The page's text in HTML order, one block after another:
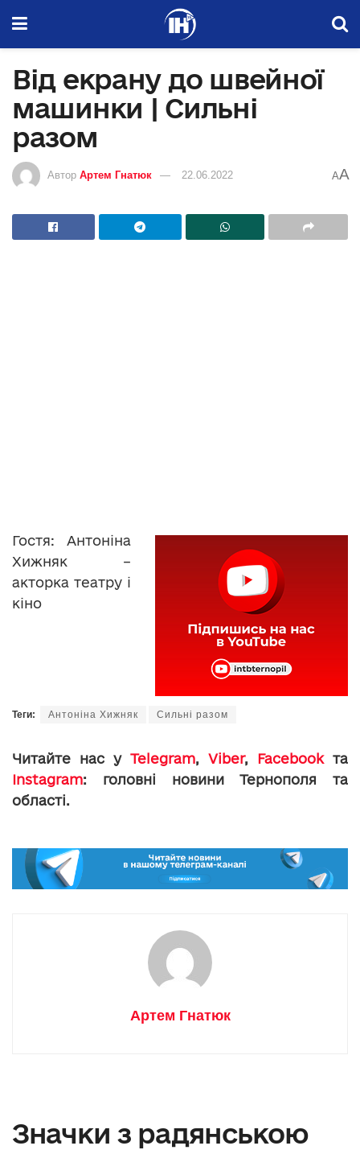
Від екрану до швейної
машинки | Сильні
разом
Автор Артем Гнатюк 22.06.2022 AA
Гостя: Антоніна
Хижняк –
акторка театру і
кіно
Теги: Антоніна Хижняк Сильні разом
Читайте нас у Telegram, Viber, Facebookта
Instagram: головні новини Тернополя та
області.
Артем Гнатюк
Значки з радянською